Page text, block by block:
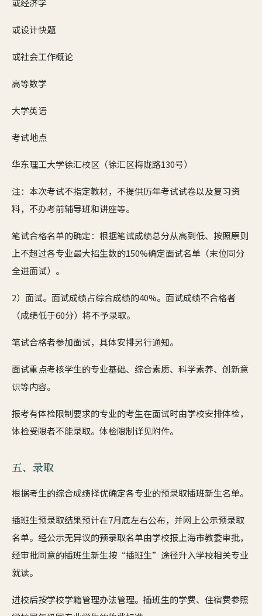
或经济学
或设计快题
或社会工作概论
高等数学
大学英语
考试地点
华东理工大学徐汇校区（徐汇区梅陇路130号）
注：本次考试不指定教材，不提供历年考试试卷以及复习资
料，不办考前辅导班和讲座等。
笔试合格名单的确定：根据笔试成绩总分从高到低、按照原则
上不超过各专业最大招生数的150%确定面试名单（末位同分
全进面试）。
2）面试。面试成绩占综合成绩的40%。面试成绩不合格者
（成绩低于60分）将不予录取。
笔试合格者参加面试，具体安排另行通知。
面试重点考核学生的专业基础、综合素质、科学素养、创新意
识等内容。
报考有体检限制要求的专业的考生在面试时由学校安排体检，
体检受限者不能录取。体检限制详见附件。
五、录取
根据考生的综合成绩择优确定各专业的预录取插班新生名单。
插班生预录取结果预计在7月底左右公布，并网上公示预录取
名单。经公示无异议的预录取名单由学校报上海市教委审批，
经审批同意的插班生新生按“插班生”途径升入学校相关专业
就读。
进校后按学校学籍管理办法管理。插班生的学费、住宿费参照